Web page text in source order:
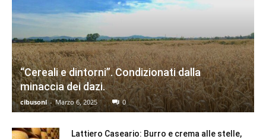
“Cereali e dintorni”. Condizionati dalla
minaccia dei dazi.
cibusonl - Marzo 6, 2025 0
Lattiero Caseario: Burro e crema alle stelle,